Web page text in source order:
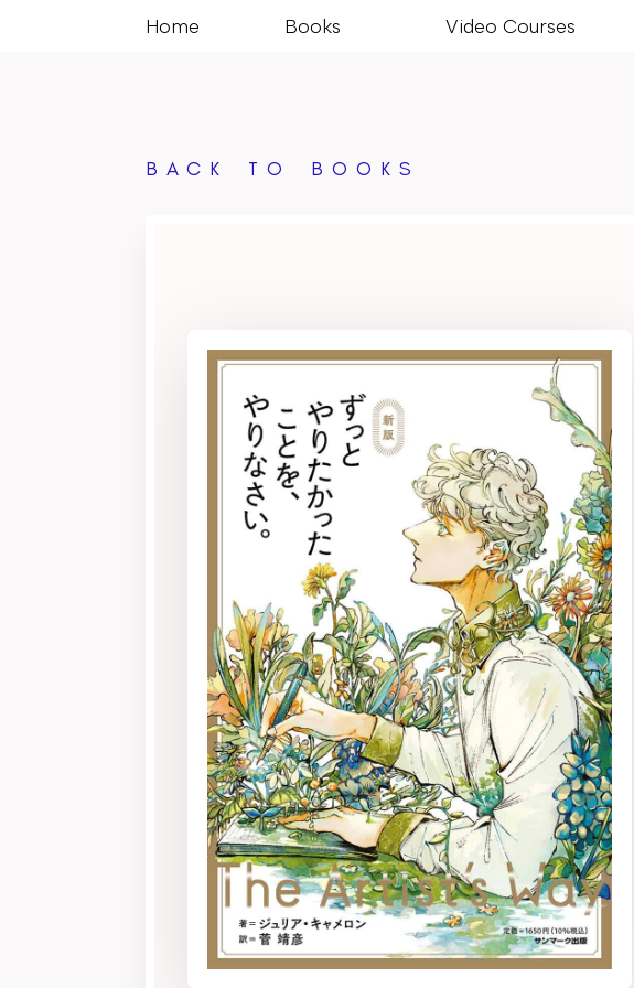
Home Books Video Courses
BACK TO BOOKS